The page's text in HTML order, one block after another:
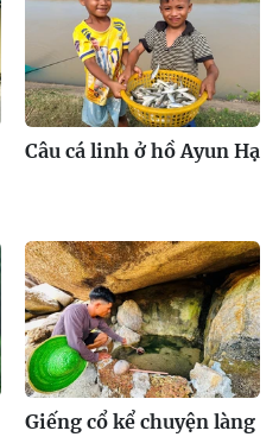
Câu cá linh ở hồ Ayun Hạ
Giếng cổ kể chuyện làng